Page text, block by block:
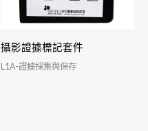
攝影證據標記套件
L1A-證據採集與保存